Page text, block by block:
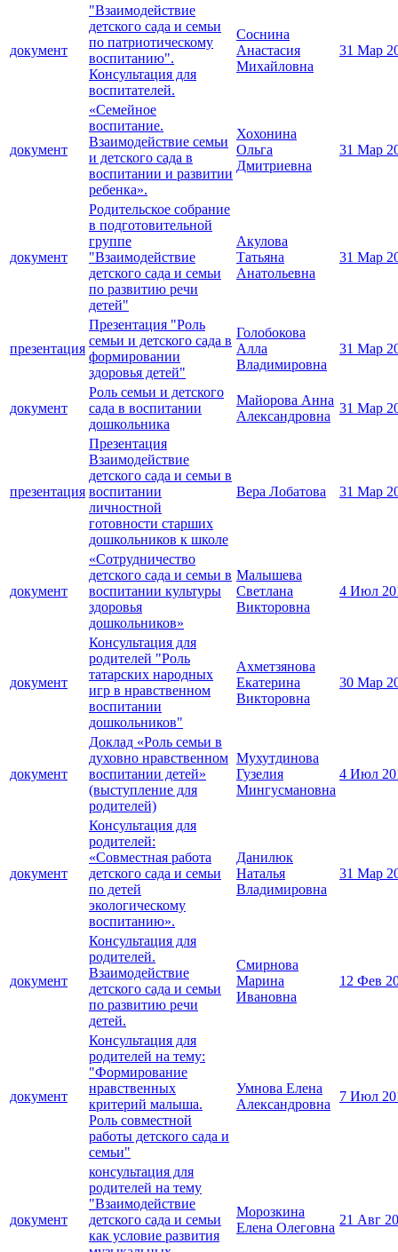
документ
"Взаимодействие
детского сада и семьи
по патриотическому
воспитанию".
Консультация для
воспитателей.
Соснина
Анастасия
Михайловна
31 Мар
документ
«Семейное
воспитание.
Взаимодействие семьи
и детского сада в
воспитании и развитии
ребенка».
Хохонина
Ольга
Дмитриевна
31 Мар
документ
Родительское собрание
в подготовительной
группе
"Взаимодействие
детского сада и семьи
по развитию речи
детей"
Акулова
Татьяна
Анатольевна
31 Мар
презентация
Презентация "Роль
семьи и детского сада в
формировании
здоровья детей"
Голобокова
Алла
Владимировна
31 Мар
документ
Роль семьи и детского
сада в воспитании
дошкольника
Майорова Анна
Александровна
31 Мар
презентация
Презентация
Взаимодействие
детского сада и семьи в
воспитании
личностной
готовности старших
дошкольников к школе
Вера Лобатова 31 Мар
документ
«Сотрудничество
детского сада и семьи в
воспитании культуры
здоровья
дошкольников»
Малышева
Светлана
Викторовна
4 Июл
документ
Консультация для
родителей "Роль
татарских народных
игр в нравственном
воспитании
дошкольников"
Ахметзянова
Екатерина
Викторовна
30 Мар
документ
Доклад «Роль семьи в
духовно нравственном
воспитании детей»
(выступление для
родителей)
Мухутдинова
Гузелия
Мингусмановна
4 Июл
документ
Консультация для
родителей:
«Совместная работа
детского сада и семьи
по детей
экологическому
воспитанию».
Данилюк
Наталья
Владимировна
31 Мар
документ
Консультация для
родителей.
Взаимодействие
детского сада и семьи
по развитию речи
детей.
Смирнова
Марина
Ивановна
12 Фев
документ
Консультация для
родителей на тему:
"Формирование
нравственных
критерий малыша.
Роль совместной
работы детского сада и
семьи"
Умнова Елена
Александровна
7 Июл
документ
консультация для
родителей на тему
"Взаимодействие
детского сада и семьи
как условие развития
Морозкина
Елена Олеговна
21 Авг